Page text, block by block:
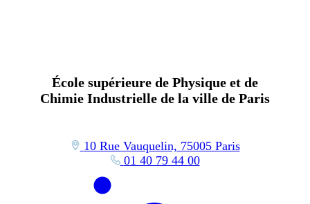
École supérieure de Physique et de
Chimie Industrielle de la ville de Paris
10 Rue Vauquelin, 75005 Paris
01 40 79 44 00